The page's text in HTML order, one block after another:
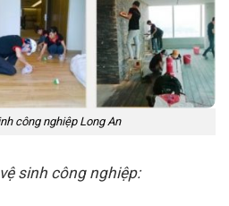
công nghiệp Long An
sinh công nghiệp: